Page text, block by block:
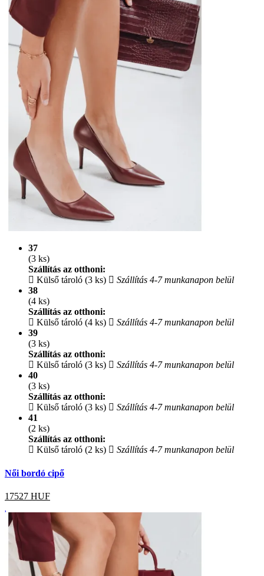
37
(3 ks)
Szállítás az otthoni:
Külső tároló (3 ks)
Szállítás 4-7 munkanapon belül
38
(4 ks)
Szállítás az otthoni:
Külső tároló (4 ks)
Szállítás 4-7 munkanapon belül
39
(3 ks)
Szállítás az otthoni:
Külső tároló (3 ks)
Szállítás 4-7 munkanapon belül
40
(3 ks)
Szállítás az otthoni:
Külső tároló (3 ks)
Szállítás 4-7 munkanapon belül
41
(2 ks)
Szállítás az otthoni:
Külső tároló (2 ks)
Szállítás 4-7 munkanapon belül
Női bordó cipő
17527 HUF